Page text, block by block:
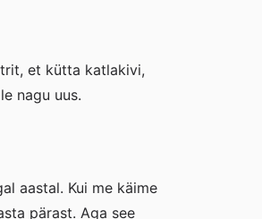
et kütta katlakivi,
nagu uus.
aastal. Kui me käime
pärast. Aga see